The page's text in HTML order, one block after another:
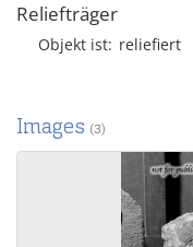
Reliefträger
Objekt ist reliefiert
Images (3)